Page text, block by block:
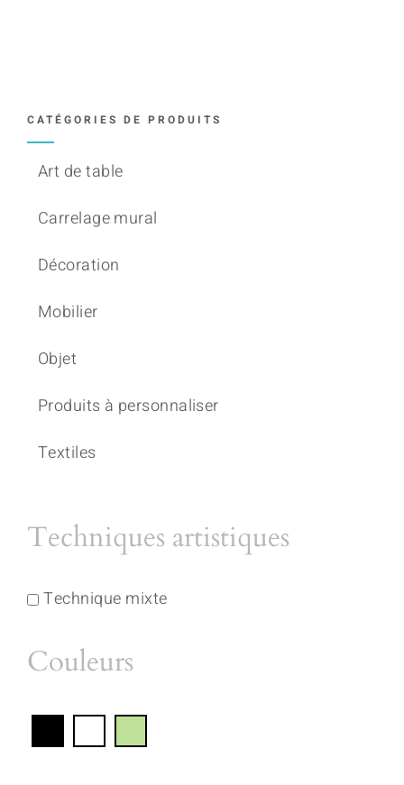
CATÉGORIES DE PRODUITS
Art de table
Carrelage mural
Décoration
Mobilier
Objet
Produits à personnaliser
Textiles
Techniques artistiques
Technique mixte
Couleurs